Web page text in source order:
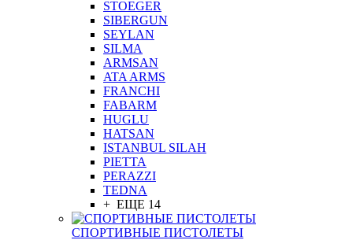
STOEGER
SIBERGUN
SEYLAN
SILMA
ARMSAN
ATA ARMS
FRANCHI
FABARM
HUGLU
HATSAN
ISTANBUL SILAH
PIETTA
PERAZZI
TEDNA
+ ЕЩЕ 14
СПОРТИВНЫЕ ПИСТОЛЕТЫ